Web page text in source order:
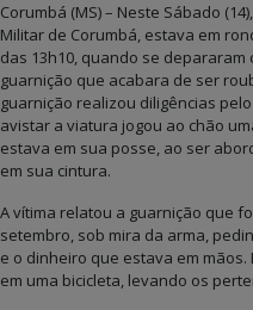
Corumbá (MS) – Neste Sábado
Militar de Corumbá, estava em
das 13h10, quando se depararam
guarnição que acabara de ser
guarnição realizou diligências
avistar a viatura jogou ao chão
estava em sua posse, ao ser
em sua cintura.
A vítima relatou a guarnição que
setembro, sob mira da arma,
e o dinheiro que estava em
em uma bicicleta, levando os